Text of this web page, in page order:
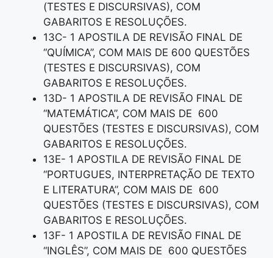
(TESTES E DISCURSIVAS), COM
GABARITOS E RESOLUÇÕES.
13C- 1 APOSTILA DE REVISÃO FINAL DE
“QUÍMICA”, COM MAIS DE 600 QUESTÕES
(TESTES E DISCURSIVAS), COM
GABARITOS E RESOLUÇÕES.
13D- 1 APOSTILA DE REVISÃO FINAL DE
“MATEMÁTICA”, COM MAIS DE 600
QUESTÕES (TESTES E DISCURSIVAS), COM
GABARITOS E RESOLUÇÕES.
13E- 1 APOSTILA DE REVISÃO FINAL DE
“PORTUGUES, INTERPRETAÇÃO DE TEXTO
E LITERATURA”, COM MAIS DE 600
QUESTÕES (TESTES E DISCURSIVAS), COM
GABARITOS E RESOLUÇÕES.
13F- 1 APOSTILA DE REVISÃO FINAL DE
“INGLÊS”, COM MAIS DE 600 QUESTÕES